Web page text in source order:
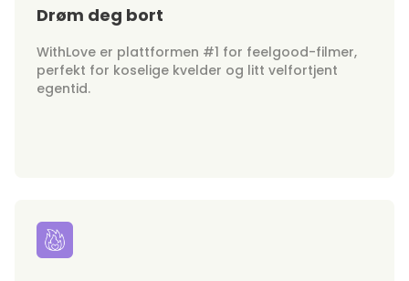
Drøm deg bort
WithLove er plattformen #1 for feelgood-filmer,
perfekt for koselige kvelder og litt velfortjent
egentid.